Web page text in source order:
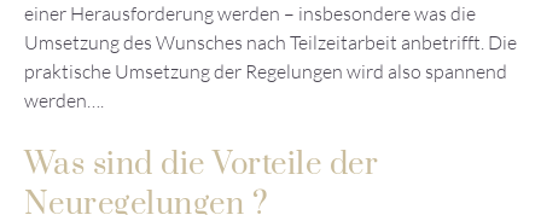
einer Herausforderung werden – insbesondere was die
Umsetzung des Wunsches nach Teilzeitarbeit anbetrifft. Die
praktische Umsetzung der Regelungen wird also spannend
werden….
Was sind die Vorteile der
Neuregelungen ?